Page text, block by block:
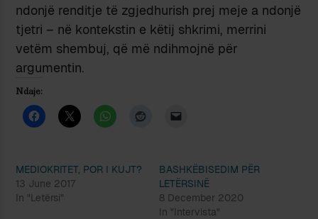
ndonjë renditje të zgjedhurish prej meje a ndonjë
tjetri – në kontekstin e këtij shkrimi, merrini
vetëm shembuj, që më ndihmojnë për
argumentin.
Ndaje:
MEDIOKRITET, POR I KUJT?
13 June 2017
In "Letërsi"
BASHKËBISEDIM PËR
LETËRSINË
8 December 2020
In "Intervista"